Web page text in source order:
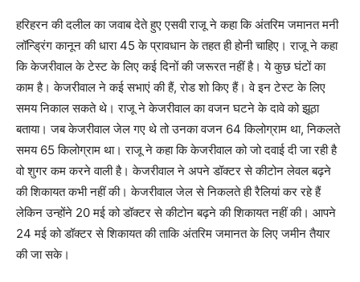
हरिहरन की दलील का जवाब देते हुए एसवी राजू ने कहा कि अंतरिम जमानत मनी
लॉन्ड्रिंग कानून की धारा 45 के प्रावधान के तहत ही होनी चाहिए। राजू ने कहा
कि केजरीवाल के टेस्ट के लिए कई दिनों की जरूरत नहीं है। ये कुछ घंटों का
काम है। केजरीवाल ने कई सभाएं की हैं, रोड शो किए हैं। वे इन टेस्ट के लिए
समय निकाल सकते थे। राजू ने केजरीवाल का वजन घटने के दावे को झूठा
बताया। जब केजरीवाल जेल गए थे तो उनका वजन 64 किलोग्राम था, निकलते
समय 65 किलोग्राम था। राजू ने कहा कि केजरीवाल को जो दवाई दी जा रही है
वो शुगर कम करने वाली है। केजरीवाल ने अपने डॉक्टर से कीटोन लेवल बढ़ने
की शिकायत कभी नहीं की। केजरीवाल जेल से निकलते ही रैलियां कर रहे हैं
लेकिन उन्होंने 20 मई को डॉक्टर से कीटोन बढ़ने की शिकायत नहीं की। आपने
24 मई को डॉक्टर से शिकायत की ताकि अंतरिम जमानत के लिए जमीन तैयार
की जा सके।